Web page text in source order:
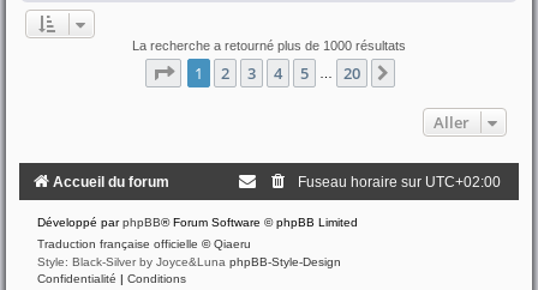
La recherche a retourné plus de 1000 résultats
Page 1sur20
1 2 3 4 5 20
Aller
Accueil du forum Fuseau horaire sur UTC+02:00
Développé parphpBB® Forum Software © phpBB Limited
Traduction française officielle ©Qiaeru
Style: Black-Silver by Joyce&Luna phpBB-Style-Design
Confidentialité | Conditions